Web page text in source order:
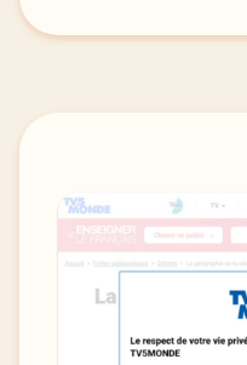
cette derniere